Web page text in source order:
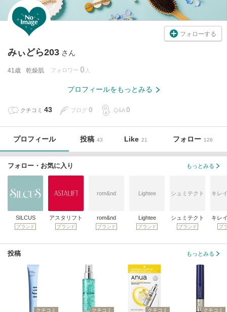
フォローする
みぃどら203 さん
41歳 乾燥肌 フォロワー 0
プロフィールをもっとみる
クチコミ 43 ブログ 0 Q&A 0
プロフィール 投稿 43 Like 21 フォロー 126
フォロー・お気に入り もっとみる
SILCUS
ブランド
アスタリフト
ブランド
rom&nd
rom&nd
ブランド
Lightee
Lightee
ブランド
シュミテクト
シュミテクト
ブランド
キレ
キレ
ブ
投稿 もっとみる
クチコミ クチコミ クチコミ クチコミ